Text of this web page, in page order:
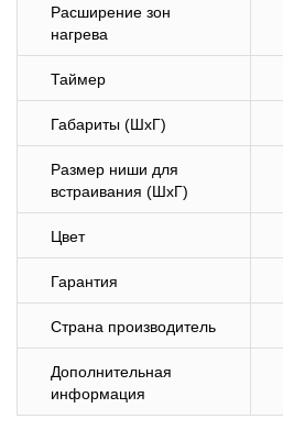
Расширение зон
нагрева
Таймер
Габариты (ШхГ)
Размер ниши для
встраивания (ШхГ)
Цвет
Гарантия
Страна производитель
Дополнительная
информация